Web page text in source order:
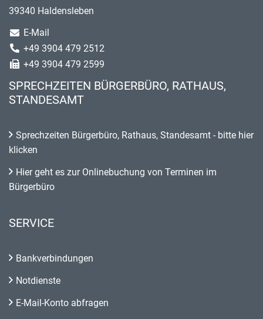
39340 Haldensleben
E-Mail
+49 3904 479 2512
+49 3904 479 2599
SPRECHZEITEN BÜRGERBÜRO, RATHAUS,
STANDESAMT
Sprechzeiten Bürgerbüro, Rathaus, Standesamt - bitte hier
klicken
Hier geht es zur Onlinebuchung von Terminen im
Bürgerbüro
SERVICE
Bankverbindungen
Notdienste
E-Mail-Konto abfragen